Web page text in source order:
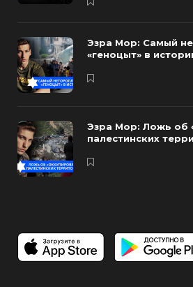
Эзра Мор: Самый
«геноцыт» в
Эзра Мор: Ложь об
палестинских